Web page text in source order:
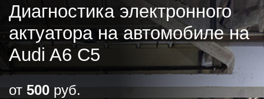
Диагностика электронного
актуатора на автомобиле на
Audi A6 C5
от 500 руб.